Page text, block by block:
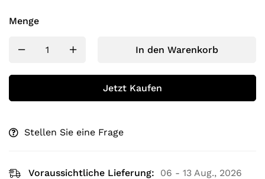
Menge
In den Warenkorb
Jetzt Kaufen
Stellen Sie eine Frage
Voraussichtliche Lieferung: 06 - 13 Aug., 2026